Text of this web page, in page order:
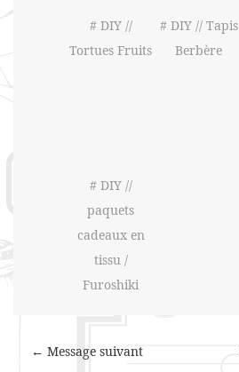
# DIY //
Tortues Fruits
# DIY // Tapis
Berbère
# DIY //
paquets
cadeaux en
tissu /
Furoshiki
← Message suivant